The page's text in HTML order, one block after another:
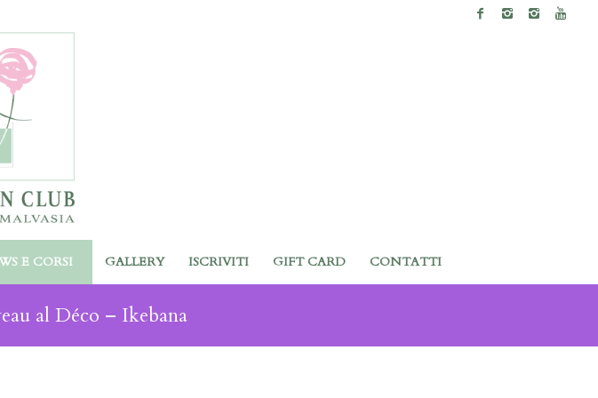
E CORSI GALLERY ISCRIVITI GIFT CARD CONTATTI
al Déco – Ikebana